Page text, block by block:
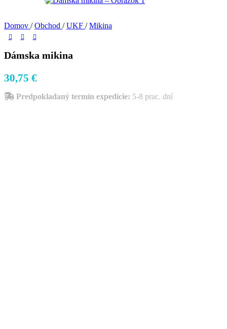
Domov / Obchod / UKF / Mikina
Dámska mikina
30,75 €
Predpokladaný termín expedície: 5-8 prac. dní